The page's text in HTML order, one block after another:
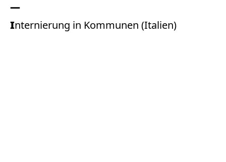
Internierung in Kommunen (Italien)